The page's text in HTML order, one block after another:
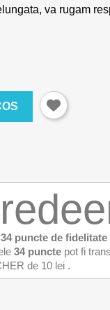
va rugam
34puncte de
34puncte pot fi
de 10 lei .